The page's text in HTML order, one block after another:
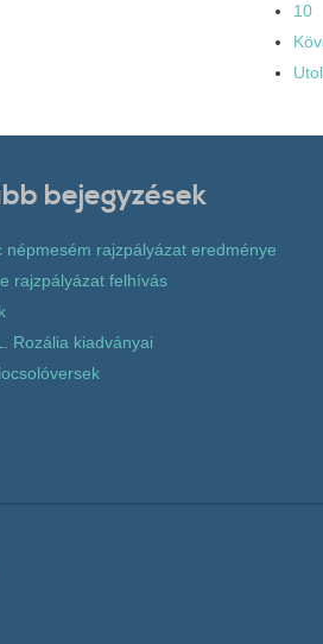
10
bejegyzések
népmesém rajzpályázat eredménye
rajzpályázat felhívás
Rozália kiadványai